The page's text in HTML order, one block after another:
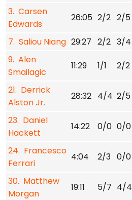
3. Carsen
Edwards
26:05 2/2 2/5
7. Saliou Niang 29:27 2/2 3/4
9. Alen
Smailagic
11:29 1/1 2/2
21. Derrick
Alston Jr.
28:32 4/4 2/5
23. Daniel
Hackett
14:22 0/0 0/0
24. Francesco
Ferrari
4:04 2/3 0/0
30. Matthew
Morgan
19:11 5/7 4/4